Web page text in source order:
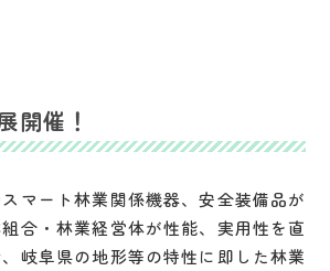
開催！
マート林業関係機器、安全装備品が
合・林業経営体が性能、実用性を直
岐阜県の地形等の特性に即した林業